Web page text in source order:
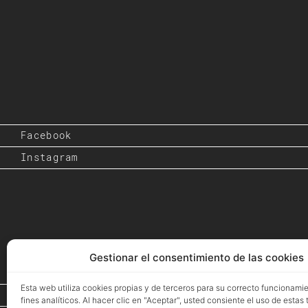
Gestionar el consentimiento de las cookies
Esta web utiliza cookies propias y de terceros para su correcto
fines analíticos. Al hacer clic en "Aceptar", usted consiente el uso de estas
Facebook
Instagram
Inicio